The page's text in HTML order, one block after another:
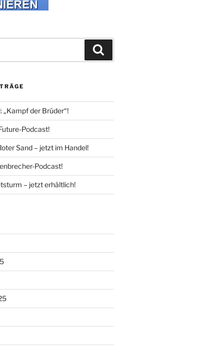
„Kampf der Brüder“!
Podcast!
Sand – jetzt im Handel!
Podcast!
– jetzt erhältlich!